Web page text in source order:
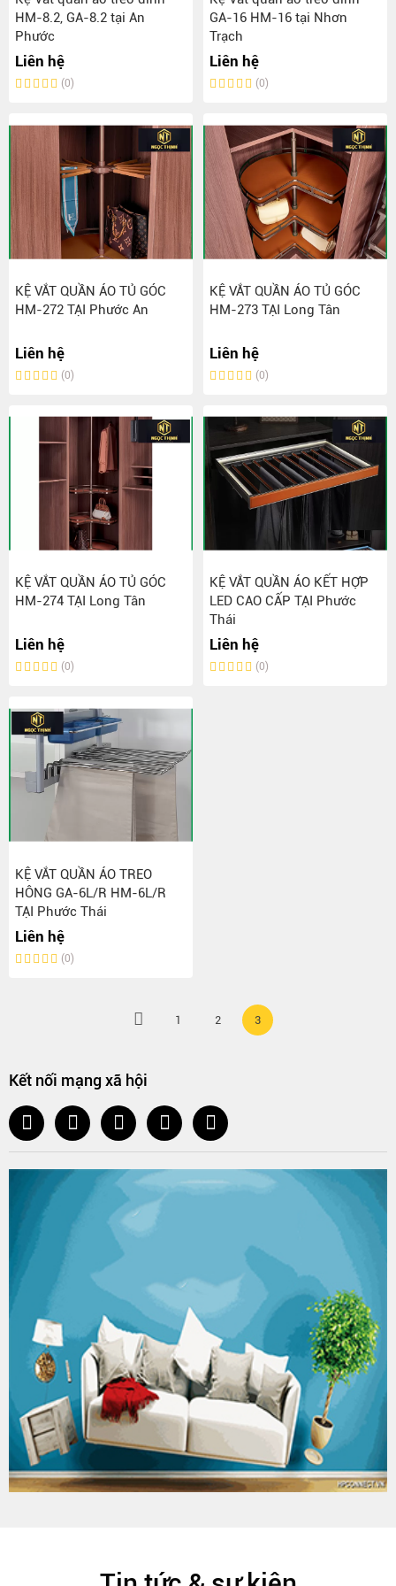
HM-8.2, GA-8.2 tại An
Phước
Liên hệ
(0)
GA-16 HM-16 tại Nhơn
Trạch
Liên hệ
(0)
KỆ VẮT QUẦN ÁO TỦ GÓC
HM-272 TẠI Phước An
Liên hệ
(0)
KỆ VẮT QUẦN ÁO TỦ GÓC
HM-273 TẠI Long Tân
Liên hệ
(0)
KỆ VẮT QUẦN ÁO TỦ GÓC
HM-274 TẠI Long Tân
Liên hệ
(0)
KỆ VẮT QUẦN ÁO KẾT HỢP
LED CAO CẤP TẠI Phước
Thái
Liên hệ
(0)
KỆ VẮT QUẦN ÁO TREO
HÔNG GA-6L/R HM-6L/R
TẠI Phước Thái
Liên hệ
(0)
1 2 3
Kết nối mạng xã hội